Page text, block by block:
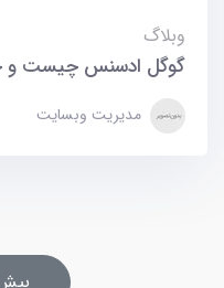
وبلاگ
گوگل ادسنس چیست و چه
مدیریت وبسایت